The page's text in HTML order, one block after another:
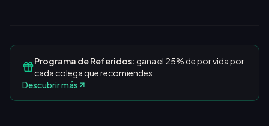
Programa de Referidos:gana el 25% de por vida por
cada colega que recomiendes.
Descubrir más